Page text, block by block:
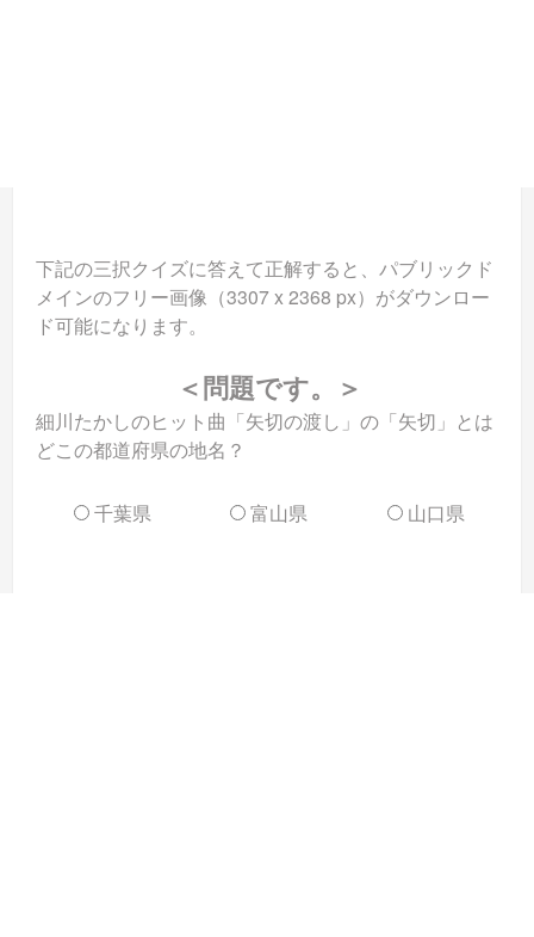
下記の三択クイズに答えて正解すると、パブリックド
メインのフリー画像（3307 x 2368 px）がダウンロー
ド可能になります。
＜問題です。＞
細川たかしのヒット曲「矢切の渡し」の「矢切」とは
どこの都道府県の地名？
千葉県 富山県 山口県